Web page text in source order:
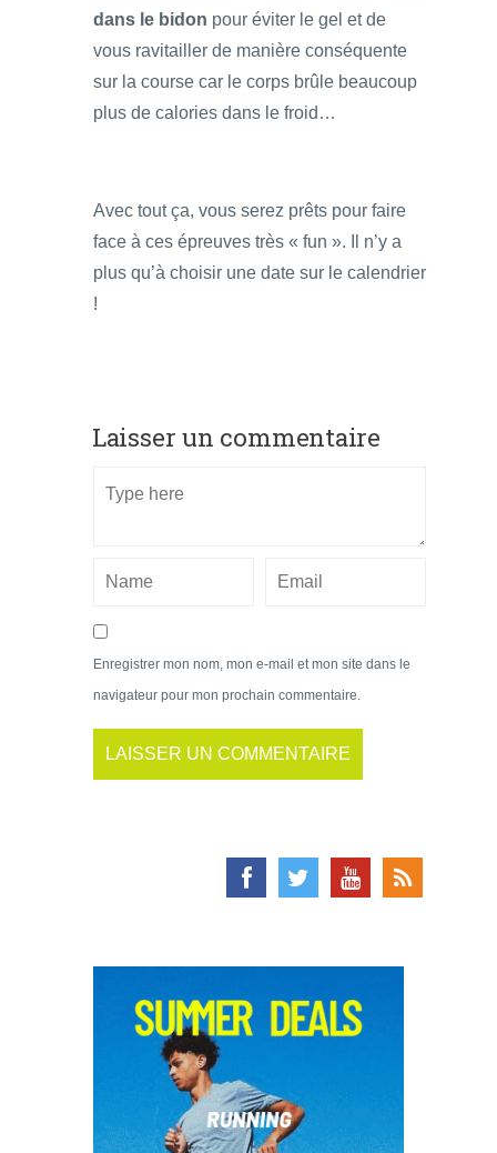
dans le bidon pour éviter le gel et de
vous ravitailler de manière conséquente
sur la course car le corps brûle beaucoup
plus de calories dans le froid…
Avec tout ça, vous serez prêts pour faire
face à ces épreuves très « fun ». Il n’y a
plus qu’à choisir une date sur le calendrier
!
Laisser un commentaire
Enregistrer mon nom, mon e-mail et mon site dans le
navigateur pour mon prochain commentaire.